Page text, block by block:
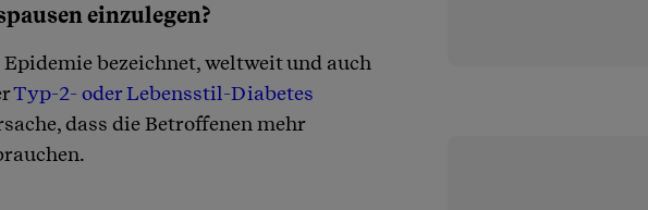
einzulegen?
bezeichnet, weltweit und auch
Typ-2- oder Lebensstil-Diabetes
dass die Betroffenen mehr